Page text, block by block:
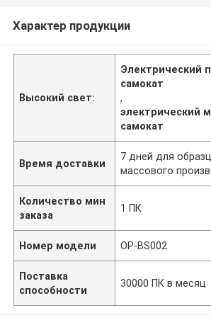
Характер продукции
Высокий свет:
Электрический
самокат
,
электрический
самокат
Время доставки
7 дней для
массового
Количество мин
заказа
1 ПК
Номер модели OP-BS002
Поставка
способности
30000 ПК в месяц